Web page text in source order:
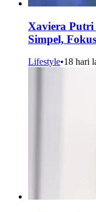
Xaviera Putri
Simpel,
Lifestyle•18 hari